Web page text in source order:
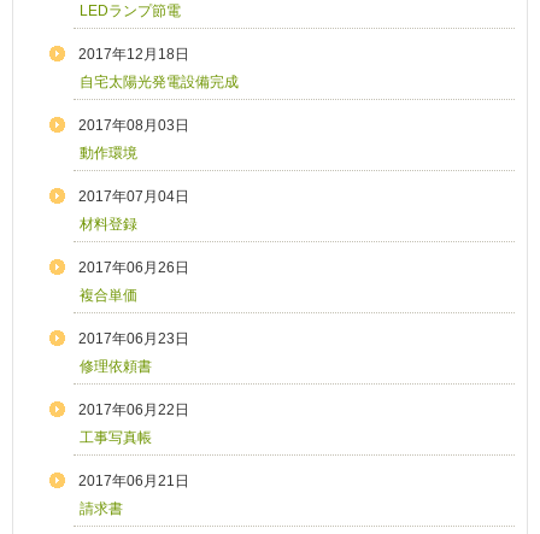
LEDランプ節電
2017年12月18日
自宅太陽光発電設備完成
2017年08月03日
動作環境
2017年07月04日
材料登録
2017年06月26日
複合単価
2017年06月23日
修理依頼書
2017年06月22日
工事写真帳
2017年06月21日
請求書